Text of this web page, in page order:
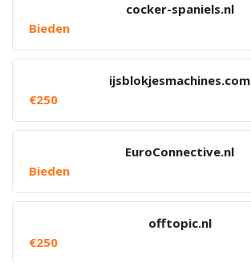
cocker-spaniels.nl
Bieden
ijsblokjesmachines.com
€250
EuroConnective.nl
Bieden
offtopic.nl
€250